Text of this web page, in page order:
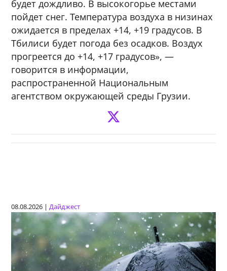
будет дождливо. В высокогорье местами
пойдет снег. Температура воздуха в низинах
ожидается в пределах +14, +19 градусов. В
Тбилиси будет погода без осадков. Воздух
прогреется до +14, +17 градусов», —
говорится в информации,
распространенной Национальным
агентством окружающей среды Грузии.
08.08.2026 |Дайджест